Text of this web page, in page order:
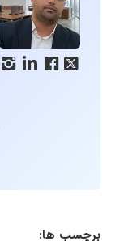
   
برچسب ها: